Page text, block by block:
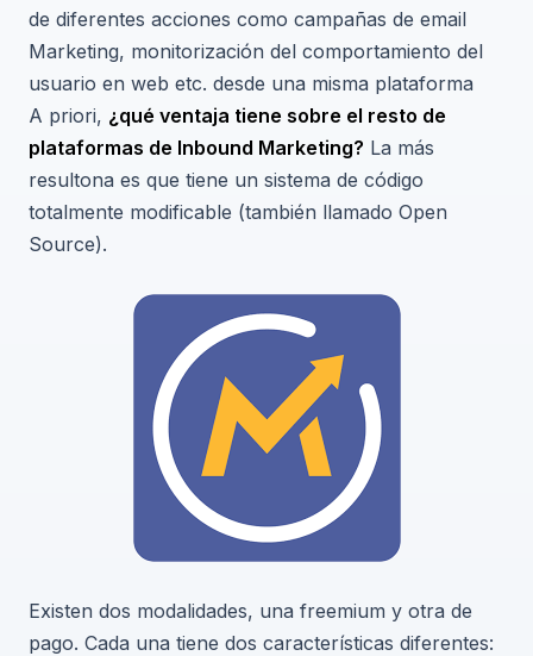
de diferentes acciones como campañas de email
Marketing, monitorización del comportamiento del
usuario en web etc. desde una misma plataforma
A priori, ¿qué ventaja tiene sobre el resto de
plataformas de Inbound Marketing? La más
resultona es que tiene un sistema de código
totalmente modificable (también llamado Open
Source).
Existen dos modalidades, una freemium y otra de
pago. Cada una tiene dos características diferentes: